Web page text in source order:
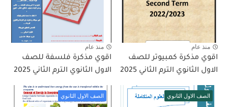
منذ عام
اقوي مذكرة كمبيوتر للصف
الاول الثانوي الترم الثاني 2025
منذ عام
اقوي مذكرة فلسفة للصف
الاول الثانوي الترم الثاني 2025
الصف الاول الثانوي الصف الاول الثانوي